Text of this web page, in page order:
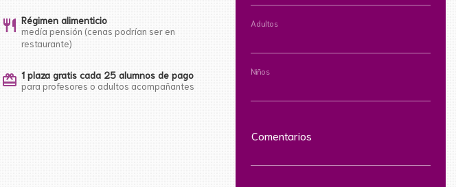
restaurant Régimen alimenticio
medía pensión (cenas podrían ser en
restaurante)
card_giftcard 1 plaza gratis cada 25 alumnos de pago
para profesores o adultos acompañantes
Adultos
Niños
Comentarios